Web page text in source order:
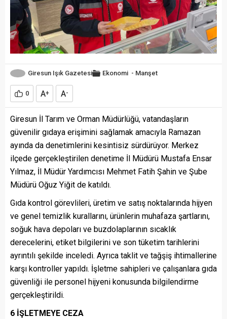
Giresun Işık Gazetesi Ekonomi - Manşet
0 A+ A-
Giresun İl Tarım ve Orman Müdürlüğü, vatandaşların
güvenilir gıdaya erişimini sağlamak amacıyla Ramazan
ayında da denetimlerini kesintisiz sürdürüyor. Merkez
ilçede gerçekleştirilen denetime İl Müdürü Mustafa Ensar
Yılmaz, İl Müdür Yardımcısı Mehmet Fatih Şahin ve Şube
Müdürü Oğuz Yiğit de katıldı.
Gıda kontrol görevlileri, üretim ve satış noktalarında hijyen
ve genel temizlik kurallarını, ürünlerin muhafaza şartlarını,
soğuk hava depoları ve buzdolaplarının sıcaklık
derecelerini, etiket bilgilerini ve son tüketim tarihlerini
ayrıntılı şekilde inceledi. Ayrıca taklit ve tağşiş ihtimallerine
karşı kontroller yapıldı. İşletme sahipleri ve çalışanlara gıda
güvenliği ile personel hijyeni konusunda bilgilendirme
gerçekleştirildi.
6 İŞLETMEYE CEZA